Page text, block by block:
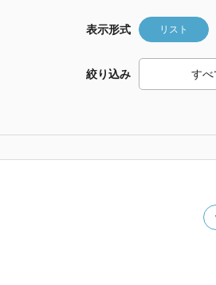
表示形式 リスト
絞り込み